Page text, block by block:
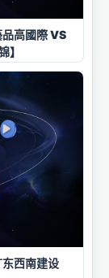
高國際 VS
】
西南建设